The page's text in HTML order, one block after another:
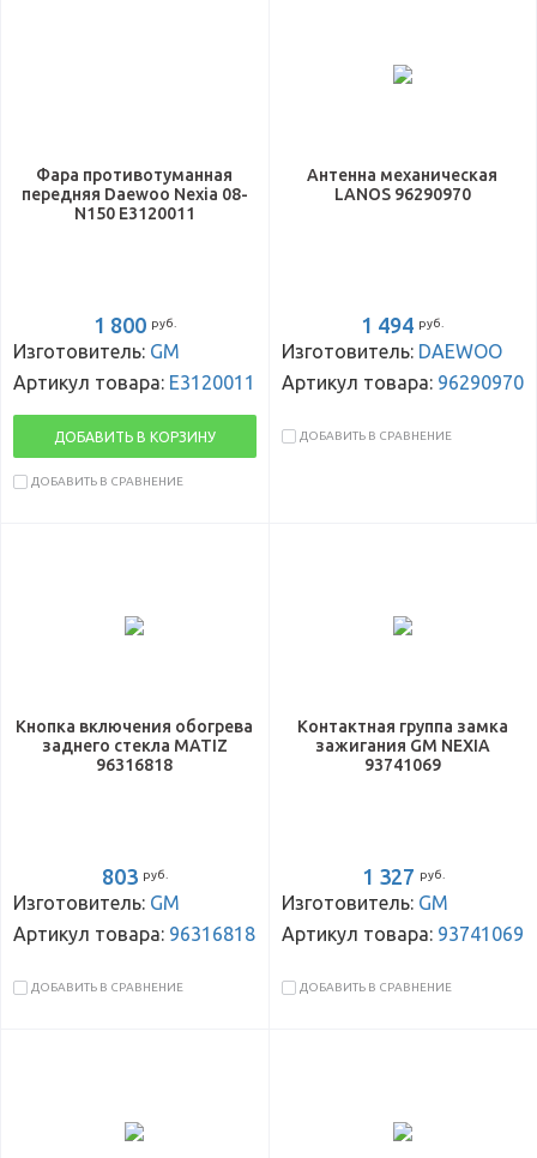
Фара противотуманная
передняя Daewoo Nexia 08-
N150 E3120011
1 800 руб.
Изготовитель: GM
Артикул товара: E3120011
ДОБАВИТЬ В КОРЗИНУ
ДОБАВИТЬ В СРАВНЕНИЕ
Антенна механическая
LANOS 96290970
1 494 руб.
Изготовитель: DAEWOO
Артикул товара: 96290970
ДОБАВИТЬ В СРАВНЕНИЕ
Кнопка включения обогрева
заднего стекла MATIZ
96316818
803 руб.
Изготовитель: GM
Артикул товара: 96316818
ДОБАВИТЬ В СРАВНЕНИЕ
Контактная группа замка
зажигания GM NEXIA
93741069
1 327 руб.
Изготовитель: GM
Артикул товара: 93741069
ДОБАВИТЬ В СРАВНЕНИЕ